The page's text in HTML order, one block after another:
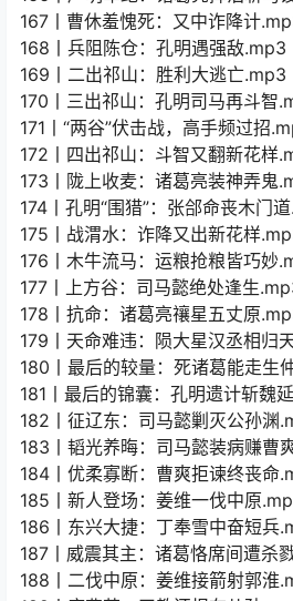
167丨曹休羞愧死：又中诈降计
168丨兵阻陈仓：孔明遇强敌.mp3
169丨二出祁山：胜利大逃亡.mp3
170丨三出祁山：孔明司马再斗智
171丨“两谷”伏击战，高手频过招
172丨四出祁山：斗智又翻新花样
173丨陇上收麦：诸葛亮装神弄鬼
174丨孔明“围猎”：张郃命丧木门
175丨战渭水：诈降又出新花样
176丨木牛流马：运粮抢粮皆巧妙
177丨上方谷：司马懿绝处逢生
178丨抗命：诸葛亮禳星五丈原
179丨天命难违：陨大星汉丞相归
180丨最后的较量：死诸葛能走生
181丨最后的锦囊：孔明遗计斩魏
182丨征辽东：司马懿剿灭公孙渊
183丨韬光养晦：司马懿装病赚曹
184丨优柔寡断：曹爽拒谏终丧命
185丨新人登场：姜维一伐中原
186丨东兴大捷：丁奉雪中奋短兵
187丨威震其主：诸葛恪席间遭杀
188丨二伐中原：姜维接箭射郭淮